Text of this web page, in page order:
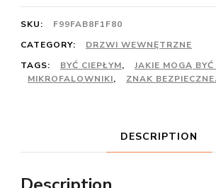
SKU:
F99FAB8F1F80
CATEGORY:
DRZWI WEWNĘTRZNE
TAGS:
BYĆ CIEPŁYM, JAKIE MOGĄ
MIKROFALOWNIKI, ZNAK
DESCRIPTION